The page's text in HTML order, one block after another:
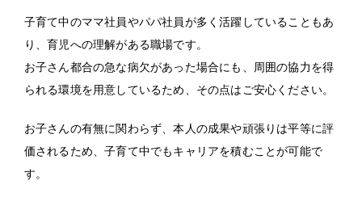
子育て中のママ社員やパパ社員が多く活躍していることもあ
り、育児への理解がある職場です。
お子さん都合の急な病欠があった場合にも、周囲の協力を得
られる環境を用意しているため、その点はご安心ください。
お子さんの有無に関わらず、本人の成果や頑張りは平等に評
価されるため、子育て中でもキャリアを積むことが可能で
す。